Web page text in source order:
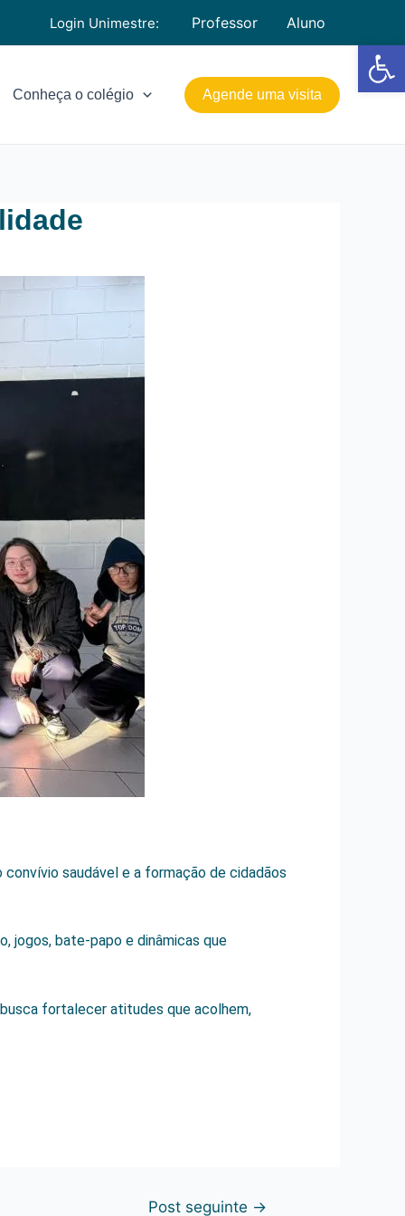
Login Unimestre: Professor Aluno
Conheça o colégio Agende uma visita
saudável e a formação de cidadãos
jogos, bate-papo e dinâmicas que
busca fortalecer atitudes que acolhem,
Post seguinte →
Barra de